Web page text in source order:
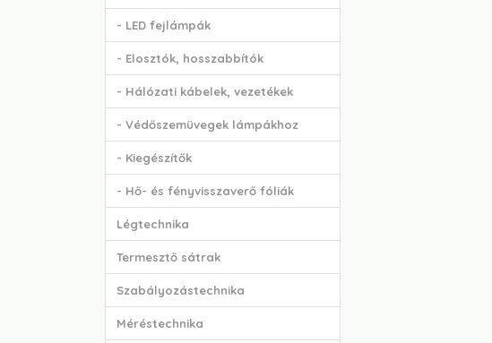
- LED fejlámpák
- Elosztók, hosszabbítók
- Hálózati kábelek, vezetékek
- Védőszemüvegek lámpákhoz
- Kiegészítők
- Hő- és fényvisszaverő fóliák
Légtechnika
Termesztő sátrak
Szabályozástechnika
Méréstechnika